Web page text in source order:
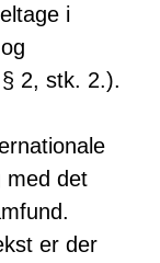
i
2, stk. 2.).
med det
er der